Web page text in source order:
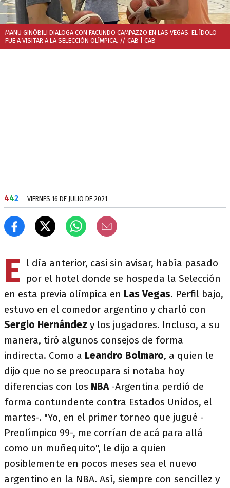
MANU GINÓBILI DIALOGA CON FACUNDO CAMPAZZO EN LAS VEGAS. EL ÍDOLO
FUE A VISITAR A LA SELECCIÓN OLÍMPICA. // CAB | CAB
442 VIERNES 16 DE JULIO DE 2021
E
l día anterior, casi sin avisar, había pasado
por el hotel donde se hospeda la Selección
en esta previa olímpica en Las Vegas. Perfil bajo,
estuvo en el comedor argentino y charló con
Sergio Hernández y los jugadores. Incluso, a su
manera, tiró algunos consejos de forma
indirecta. Como a Leandro Bolmaro, a quien le
dijo que no se preocupara si notaba hoy
diferencias con los NBA -Argentina perdió de
forma contundente contra Estados Unidos, el
martes-. "Yo, en el primer torneo que jugué -
Preolímpico 99-, me corrían de acá para allá
como un muñequito", le dijo a quien
posiblemente en pocos meses sea el nuevo
argentino en la NBA. Así, siempre con sencillez y